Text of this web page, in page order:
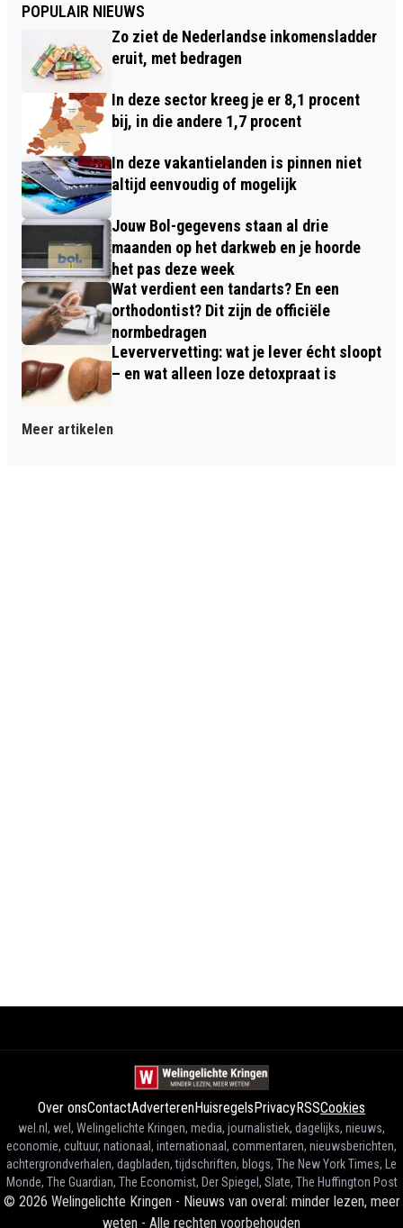
POPULAIR NIEUWS
Zo ziet de Nederlandse inkomensladder
eruit, met bedragen
In deze sector kreeg je er 8,1 procent
bij, in die andere 1,7 procent
In deze vakantielanden is pinnen niet
altijd eenvoudig of mogelijk
Jouw Bol-gegevens staan al drie
maanden op het darkweb en je hoorde
het pas deze week
Wat verdient een tandarts? En een
orthodontist? Dit zijn de officiële
normbedragen
Leververvetting: wat je lever écht sloopt
– en wat alleen loze detoxpraat is
Meer artikelen
Over onsContactAdverterenHuisregelsPrivacyRSSCookies
wel.nl, wel, Welingelichte Kringen, media, journalistiek, dagelijks, nieuws,
economie, cultuur, nationaal, internationaal, commentaren, nieuwsberichten,
achtergrondverhalen, dagbladen, tijdschriften, blogs, The New York Times, Le
Monde, The Guardian, The Economist, Der Spiegel, Slate, The Huffington Post
© 2026 Welingelichte Kringen - Nieuws van overal: minder lezen, meer
weten - Alle rechten voorbehouden